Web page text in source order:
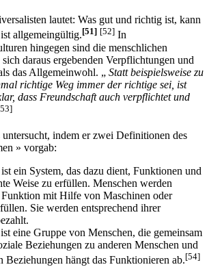
lautet: Was gut und richtig ist, kann
allgemeingültig.[51] [52] In
hingegen sind die menschlichen
daraus ergebenden Verpflichtungen und
das Allgemeinwohl. „ Statt beispielsweise zu
richtige Weg immer der richtige sei, ist
dass Freundschaft auch verpflichtet und
untersucht, indem er zwei Definitionen des
» vorgab:
ein System, das dazu dient, Funktionen und
Weise zu erfüllen. Menschen werden
Funktion mit Hilfe von Maschinen oder
Sie werden entsprechend ihrer
eine Gruppe von Menschen, die gemeinsam
Beziehungen zu anderen Menschen und
Beziehungen hängt das Funktionieren ab.[54]